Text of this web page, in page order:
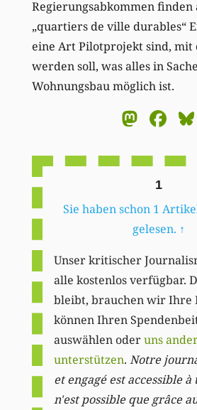
Regierungsabkommen finden
„quartiers de ville durables“
eine Art Pilotprojekt sind, mit
werden soll, was alles in
Wohnungsbau möglich ist.
1
Sie haben schon 1
gelesen. ↑
Unser kritischer
alle kostenlos verfügbar.
bleibt, brauchen wir Ihre
können Ihren
auswählen oderuns
unterstützen. Notre
et engagé est accessible à
n'est possible que grâce